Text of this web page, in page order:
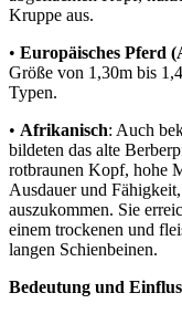
Kruppe aus.
• Europäisches Pferd
Größe von 1,30m bis
Typen.
• Afrikanisch: Auch
bildeten das alte
rotbraunen Kopf, hohe
Ausdauer und
auszukommen. Sie
einem trockenen und
langen Schienbeinen.
Bedeutung und